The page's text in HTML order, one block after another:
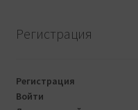
Регистрация
Регистрация
Войти